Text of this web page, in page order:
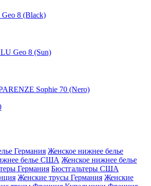
Германия Женское нижнее белье
белье США Женское нижнее белье
Германия Бюстгальтеры США
Женские трусы Германия Женские